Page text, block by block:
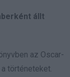
állt
az Oscar-
történeteket.